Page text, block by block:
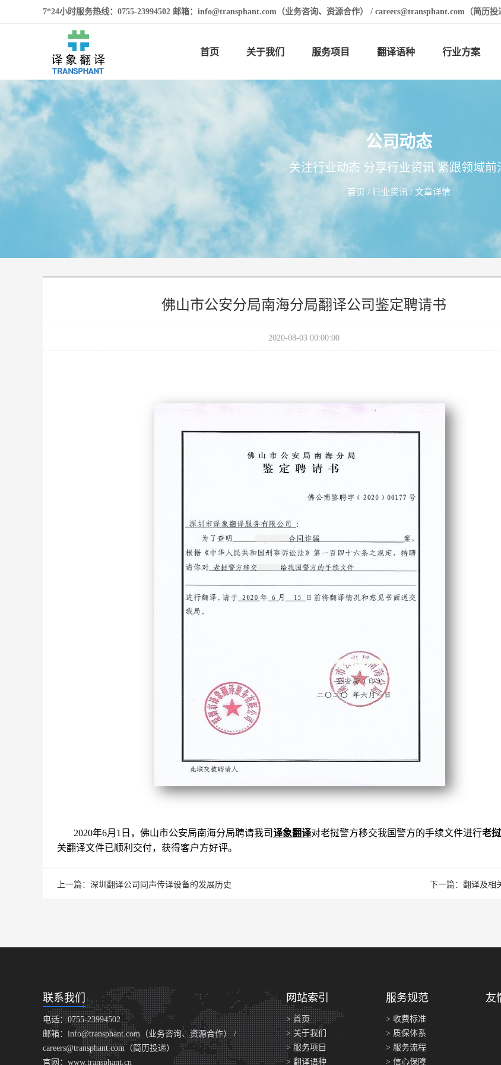
7*24小时服务热线：0755-23994502 邮箱：info@transphant.com（业务咨询、资源合作） / careers@transphant.com（简历投
首页 关于我们 服务项目 翻译语种 行业方案
公司动态
关注行业动态 分享行业资讯 紧跟领域前
首页/ 行业资讯/ 文章详情
佛山市公安分局南海分局翻译公司鉴定聘请书
2020-08-03 00:00:00
2020年6月1日，佛山市公安局南海分局聘请我司译象翻译对老挝警方移交我国警方的手续文件进行老
关翻译文件已顺利交付，获得客户方好评。
上一篇：深圳翻译公司同声传译设备的发展历史 下一篇：翻译及相
联系我们
电话：0755-23994502
邮箱：info@transphant.com（业务咨询、资源合作） /
careers@transphant.com（简历投递）
官网：www.transphant.cn
网站索引
> 首页
> 关于我们
> 服务项目
> 翻译语种
服务规范
> 收费标准
> 质保体系
> 服务流程
> 信心保障
友